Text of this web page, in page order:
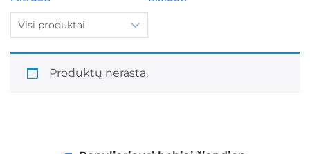
Visi produktai
Produktų nerasta.